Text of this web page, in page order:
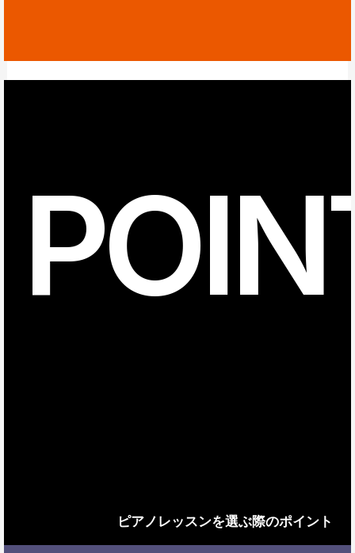
ピアノレッスンを選ぶ際のポイント